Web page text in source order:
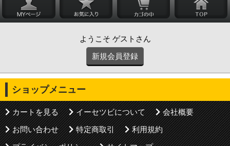
ようこそ ゲストさん
新規会員登録
ショップメニュー
カートを見る イーセツビについて
会社概要
お問い合わせ
特定商取引
利用規約